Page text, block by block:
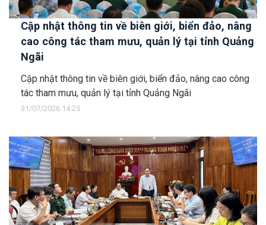
Cập nhật thông tin về biên giới, biển đảo, nâng
cao công tác tham mưu, quản lý tại tỉnh Quảng
Ngãi
Cập nhật thông tin về biên giới, biển đảo, nâng cao công
tác tham mưu, quản lý tại tỉnh Quảng Ngãi
31/07/2026 14:25